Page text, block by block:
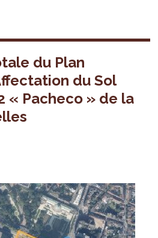
du Plan
du Sol
« Pacheco » de la